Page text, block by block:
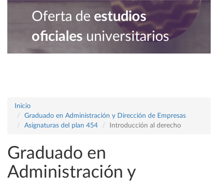
Oferta de estudios
oficiales universitarios
Inicio
Graduado en Administración y Dirección de Empresas
Asignaturas del plan 454
Introducción al derecho
Graduado en
Administración y